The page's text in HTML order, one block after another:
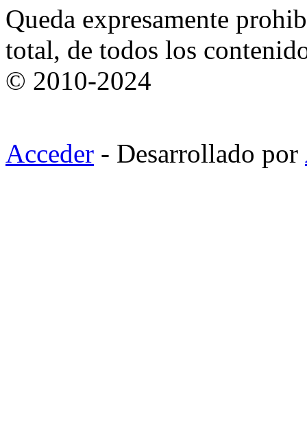
Queda expresamente
total, de todos los
© 2010-2024
Acceder - Desarrollado por